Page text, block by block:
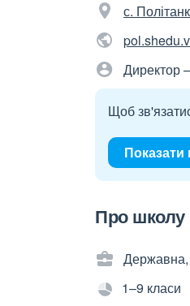
с.
Директор
Щоб
Показати
Про школу
Державна,
1–9 класи